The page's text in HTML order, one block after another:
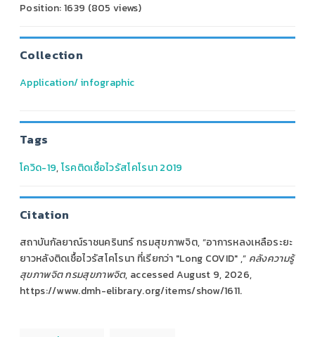
Position:1639 (805 views)
Collection
Application/ infographic
Tags
โควิด-19,โรคติดเชื้อไวรัสโคโรนา 2019
Citation
สถาบันกัลยาณ์ราชนครินทร์ กรมสุขภาพจิต, “อาการหลงเหลือระยะ
ยาวหลังติดเชื้อไวรัสโคโรนา ที่เรียกว่า "Long COVID" ,” คลังความรู้
สุขภาพจิต กรมสุขภาพจิต, accessed August 9, 2026,
https://www.dmh-elibrary.org/items/show/1611.